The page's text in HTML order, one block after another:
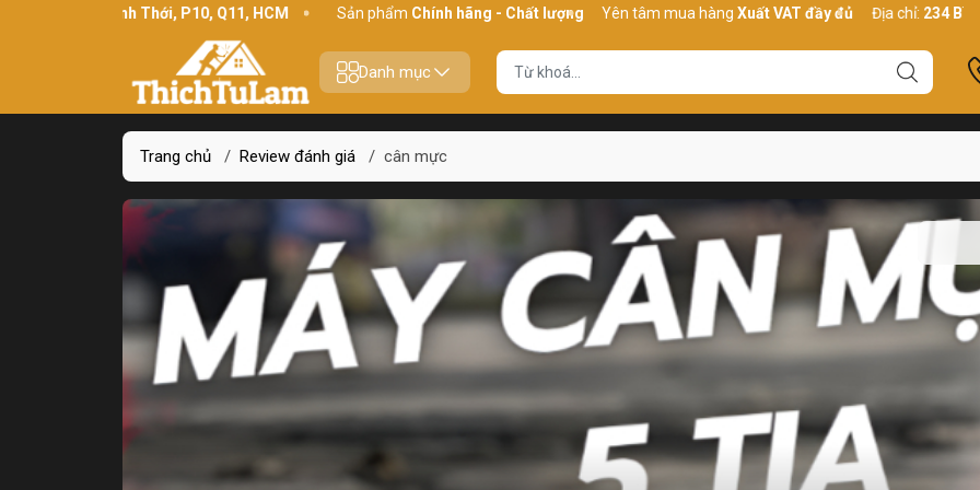
234 Bình Thới, P10, Q11, HCM Sản phẩmChính hãng - Chất lượng Yên tâm mua hàngXuất VAT đầy đủ Địa chỉ:234 Bình
Danh mục
Trang chủ / Review đánh giá / cân mực